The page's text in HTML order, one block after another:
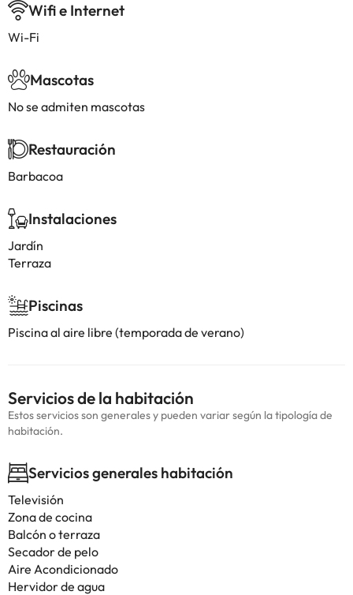
Wifi e Internet
Wi-Fi
Mascotas
No se admiten mascotas
Restauración
Barbacoa
Instalaciones
Jardín
Terraza
Piscinas
Piscina al aire libre (temporada de verano)
Servicios de la habitación
Estos servicios son generales y pueden variar según la tipología de
habitación.
Servicios generales habitación
Televisión
Zona de cocina
Balcón o terraza
Secador de pelo
Aire Acondicionado
Hervidor de agua